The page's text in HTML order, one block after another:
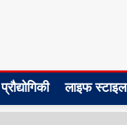
प्रौद्योगिकी लाइफ स्टाइल